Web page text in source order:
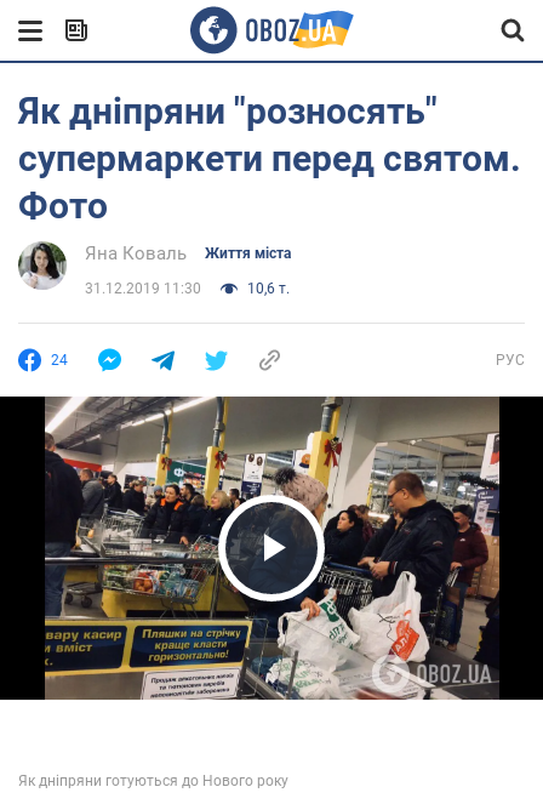
Як дніпряни "розносять"
супермаркети перед святом.
Фото
Яна Коваль Життя міста
31.12.2019 11:30 10,6 т.
24 РУС
Play Video